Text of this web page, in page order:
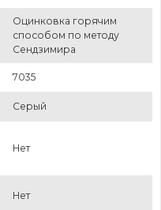
Оцинковка горячим
способом по методу
Сендзимира
7035
Серый
Нет
Нет